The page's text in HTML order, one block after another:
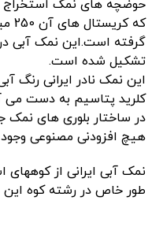
حوضچه های نمک
گرفته است.این نمک آبی در
تشکیل شده است.
این نمک نادر ایرانی رنگ
کلرید پتاسیم به دست می
در ساختار بلوری های
هیچ افزودنی مصنوعی وجود
نمک آبی ایرانی از
طور خاص در رشته کوه